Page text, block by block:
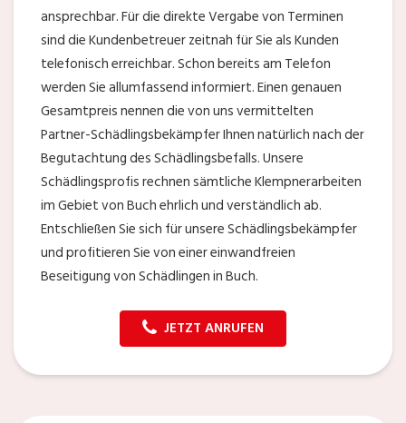
ansprechbar. Für die direkte Vergabe von Terminen
sind die Kundenbetreuer zeitnah für Sie als Kunden
telefonisch erreichbar. Schon bereits am Telefon
werden Sie allumfassend informiert. Einen genauen
Gesamtpreis nennen die von uns vermittelten
Partner-Schädlingsbekämpfer Ihnen natürlich nach der
Begutachtung des Schädlingsbefalls. Unsere
Schädlingsprofis rechnen sämtliche Klempnerarbeiten
im Gebiet von Buch ehrlich und verständlich ab.
Entschließen Sie sich für unsere Schädlingsbekämpfer
und profitieren Sie von einer einwandfreien
Beseitigung von Schädlingen in Buch.
JETZT ANRUFEN